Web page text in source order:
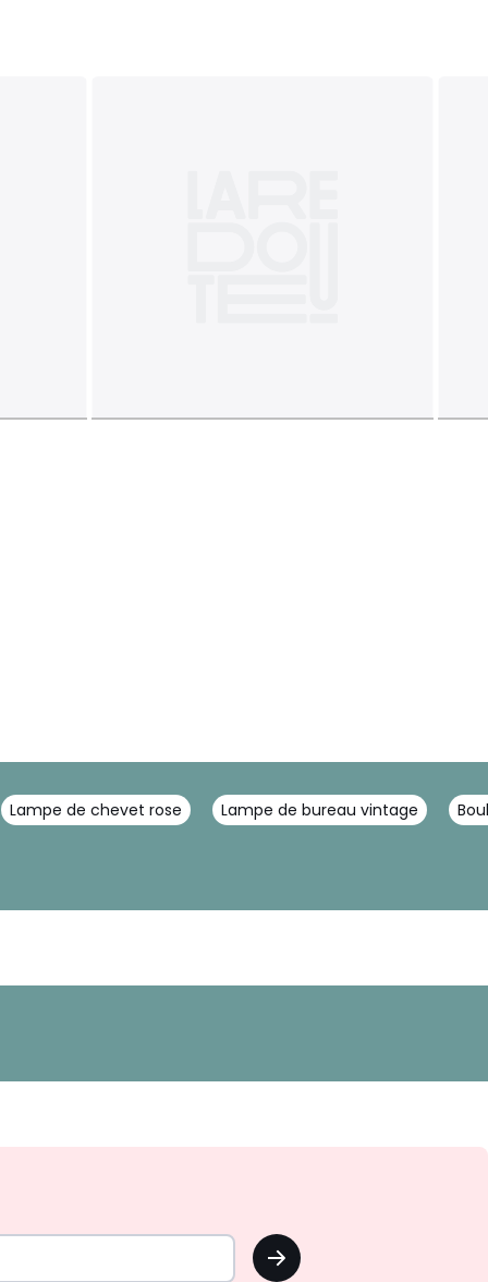
Lampe de chevet rose Lampe de bureau vintage
OK